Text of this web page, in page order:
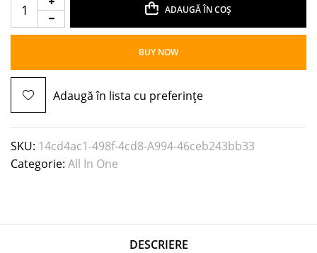
ADAUGĂ ÎN COȘ
BUY NOW
Adaugă în lista cu preferințe
SKU: 14cd4ac1-498f-4cd8-A994-46ceb243bb33
Categorie: All In One
DESCRIERE